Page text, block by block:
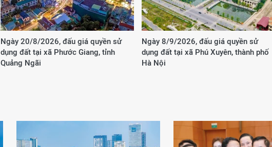
Ngày 20/8/2026, đấu giá quyền sử
dụng đất tại xã Phước Giang, tỉnh
Quảng Ngãi
Ngày 8/9/2026, đấu giá quyền sử
dụng đất tại xã Phú Xuyên, thành phố
Hà Nội